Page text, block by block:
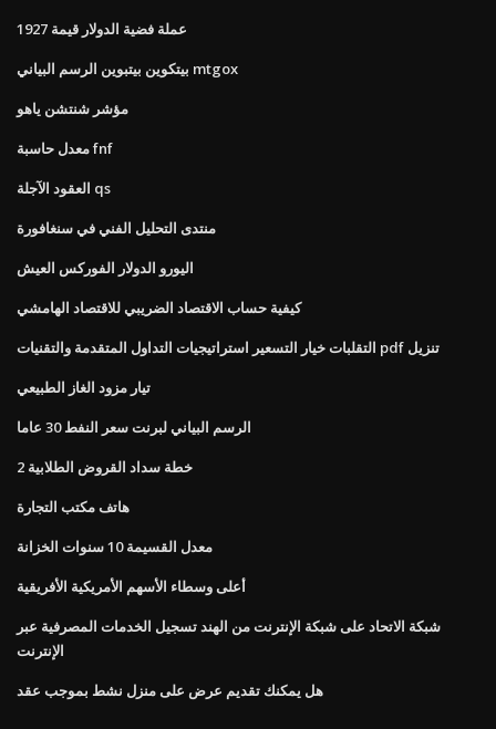
عملة فضية الدولار قيمة 1927
بيتكوين بيتبوين الرسم البياني mtgox
مؤشر شنتشن ياهو
معدل حاسبة fnf
العقود الآجلة qs
منتدى التحليل الفني في سنغافورة
اليورو الدولار الفوركس العيش
كيفية حساب الاقتصاد الضريبي للاقتصاد الهامشي
التقلبات خيار التسعير استراتيجيات التداول المتقدمة والتقنيات pdf تنزيل
تيار مزود الغاز الطبيعي
الرسم البياني لبرنت سعر النفط 30 عاما
خطة سداد القروض الطلابية 2
هاتف مكتب التجارة
معدل القسيمة 10 سنوات الخزانة
أعلى وسطاء الأسهم الأمريكية الأفريقية
شبكة الاتحاد على شبكة الإنترنت من الهند تسجيل الخدمات المصرفية عبر
الإنترنت
هل يمكنك تقديم عرض على منزل نشط بموجب عقد